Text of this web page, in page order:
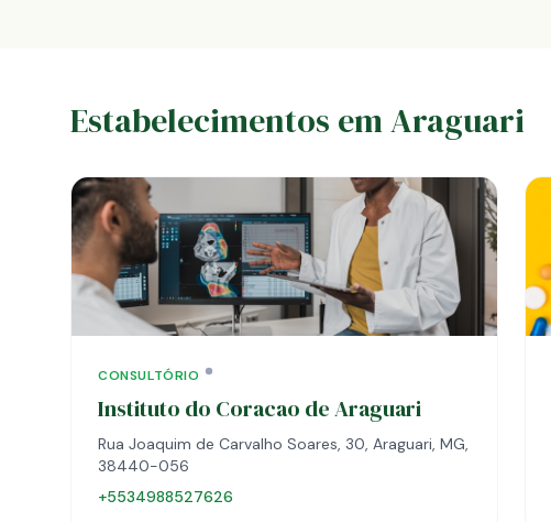
Estabelecimentos em Araguari
CONSULTÓRIO
Instituto do Coracao de Araguari
Rua Joaquim de Carvalho Soares, 30, Araguari, MG,
38440-056
+5534988527626